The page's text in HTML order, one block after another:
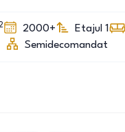
2000+ Etajul 1
Semidecomandat